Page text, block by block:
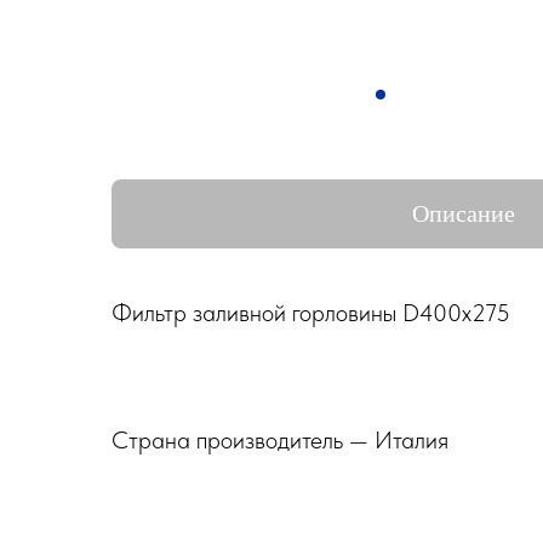
Описание
Фильтр заливной горловины D400х275
Страна производитель — Италия